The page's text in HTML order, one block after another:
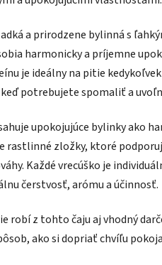
a prirodzene bylinná s
harmonicky a príjemne
je ideálny na pitie
keď potrebujete spomaliť a
upokojujúce bylinky ako
rastlinné zložky, ktoré
Každé vrecúško je
čerstvosť, arómu a účinnosť.
robí z tohto čaju aj vhodný
ako si dopriať chvíľu